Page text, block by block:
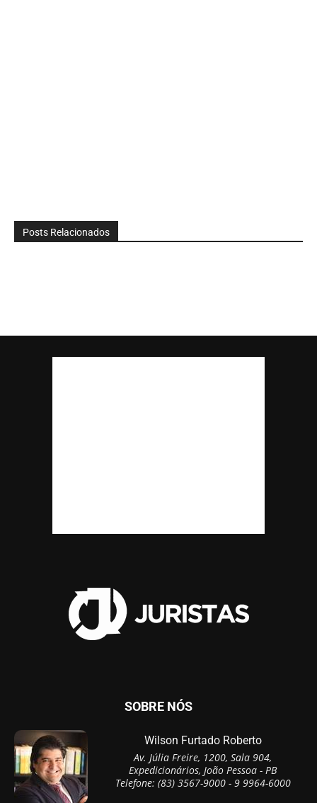
Posts Relacionados
SOBRE NÓS
Wilson Furtado Roberto
Av. Júlia Freire, 1200, Sala 904,
Expedicionários, João Pessoa - PB
Telefone: (83) 3567-9000 - 9 9964-6000